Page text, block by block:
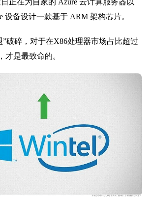
设备设计一款基于 ARM 架构芯片。
”破碎，对于在X86处理器市场占比超过
才是最致命的。